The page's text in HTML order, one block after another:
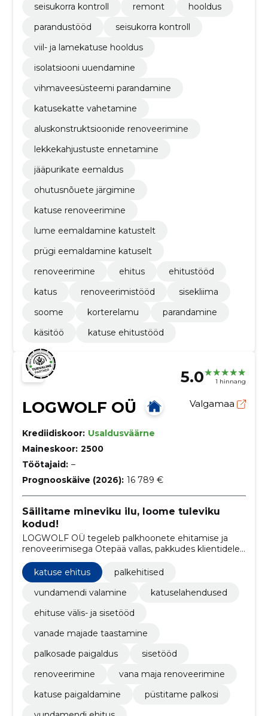
seisukorra kontroll
remont
hooldus
parandustööd
seisukorra kontroll
viil- ja lamekatuse hooldus
isolatsiooni uuendamine
vihmaveesüsteemi parandamine
katusekatte vahetamine
aluskonstruktsioonide renoveerimine
lekkekahjustuste ennetamine
jääpurikate eemaldus
ohutusnõuete järgimine
katuse renoveerimine
lume eemaldamine katustelt
prügi eemaldamine katuselt
renoveerimine
ehitus
ehitustööd
katus
renoveerimistööd
sisekliima
soome
korterelamu
parandamine
käsitöö
katuse ehitustööd
5.0 1 hinnang
LOGWOLF OÜ Valgamaa
Krediidiskoor: Usaldusväärne
Maineskoor: 2500
Töötajaid: –
Prognooskäive (2026): 16 789 €
Säilitame mineviku ilu, loome tuleviku
kodud!
LOGWOLF OÜ tegeleb palkhoonete ehitamise ja
renoveerimisega Otepää vallas, pakkudes klientidele
kogemustega lahendusi ning erinevaid veo ja
tõsteteenuseid.
katuse ehitus
palkehitised
vundamendi valamine
katuselahendused
ehituse välis- ja sisetööd
vanade majade taastamine
palkosade paigaldus
sisetööd
renoveerimine
vana maja renoveerimine
katuse paigaldamine
püstitame palkosi